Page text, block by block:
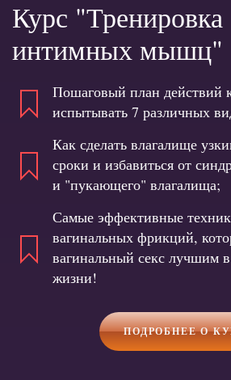
Курс "Тренировка
интимных мышц"
Пошаговый план действий
испытывать 7 различных
Как сделать влагалище
сроки и избавиться от
и "пукающего" влагалища;
Самые эффективные
вагинальных фрикций,
вагинальный секс лучшим
жизни!
ПОДРОБНЕЕ О